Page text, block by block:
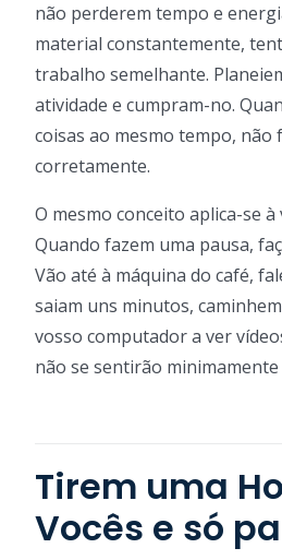
não perderem tempo e
material constantemente,
trabalho semelhante.
atividade e cumpram-no.
coisas ao mesmo tempo, não
corretamente.
O mesmo conceito aplica-se à
Quando fazem uma pausa,
Vão até à máquina do café,
saiam uns minutos,
vosso computador a ver
não se sentirão minimamente
Tirem uma
Vocês e só